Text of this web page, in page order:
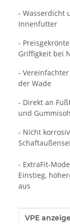
- Wasserdicht
Innenfutter
-
Griffigkeit bei
-
der Wade
- Direkt an
und
- Nicht
- ExtraFit-
Einstieg,
aus
Wert
VPE